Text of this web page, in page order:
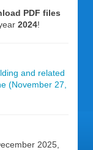
PDF files
2024!
and related
(November 27,
2025,